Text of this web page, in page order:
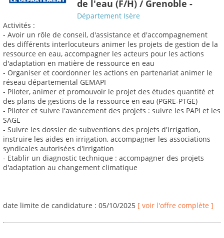
de l'eau (F/H) / Grenoble -
Département Isère
Activités :
- Avoir un rôle de conseil, d'assistance et d'accompagnement
des différents interlocuteurs animer les projets de gestion de la
ressource en eau, accompagner les acteurs pour les actions
d'adaptation en matière de ressource en eau
- Organiser et coordonner les actions en partenariat animer le
réseau départemental GEMAPI
- Piloter, animer et promouvoir le projet des études quantité et
des plans de gestions de la ressource en eau (PGRE-PTGE)
- Piloter et suivre l'avancement des projets : suivre les PAPI et les
SAGE
- Suivre les dossier de subventions des projets d'irrigation,
instruire les aides en irrigation, accompagner les associations
syndicales autorisées d'irrigation
- Etablir un diagnostic technique : accompagner des projets
d'adaptation au changement climatique
date limite de candidature : 05/10/2025 [ voir l'offre complète ]